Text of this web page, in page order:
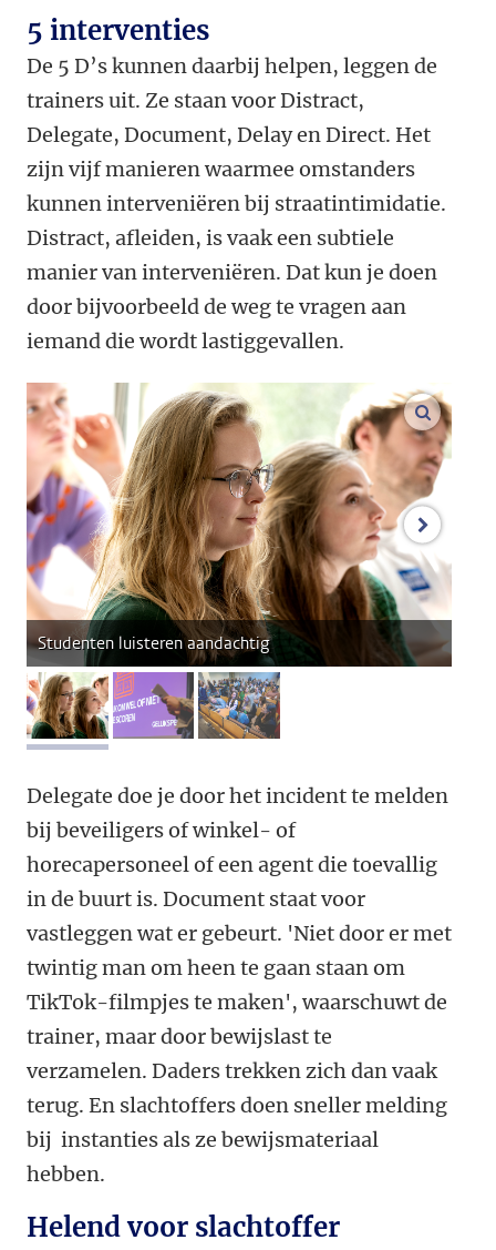
5 interventies
De 5 D’s kunnen daarbij helpen, leggen de
trainers uit. Ze staan voor Distract,
Delegate, Document, Delay en Direct. Het
zijn vijf manieren waarmee omstanders
kunnen interveniëren bij straatintimidatie.
Distract, afleiden, is vaak een subtiele
manier van interveniëren. Dat kun je doen
door bijvoorbeeld de weg te vragen aan
iemand die wordt lastiggevallen.
Studenten luisteren aandachtig
afbeelding 1afbeelding 2afbeelding 3
Delegate doe je door het incident te melden
bij beveiligers of winkel- of
horecapersoneel of een agent die toevallig
in de buurt is. Document staat voor
vastleggen wat er gebeurt. 'Niet door er met
twintig man om heen te gaan staan om
TikTok-filmpjes te maken', waarschuwt de
trainer, maar door bewijslast te
verzamelen. Daders trekken zich dan vaak
terug. En slachtoffers doen sneller melding
bij instanties als ze bewijsmateriaal
hebben.
Helend voor slachtoffer